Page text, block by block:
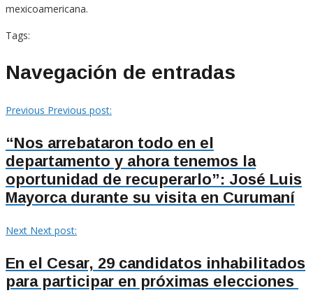
mexicoamericana.
Tags:
Navegación de entradas
Previous Previous post:
“Nos arrebataron todo en el
departamento y ahora tenemos la
oportunidad de recuperarlo”: José Luis
Mayorca durante su visita en Curumaní
Next Next post:
En el Cesar, 29 candidatos inhabilitados
para participar en próximas elecciones